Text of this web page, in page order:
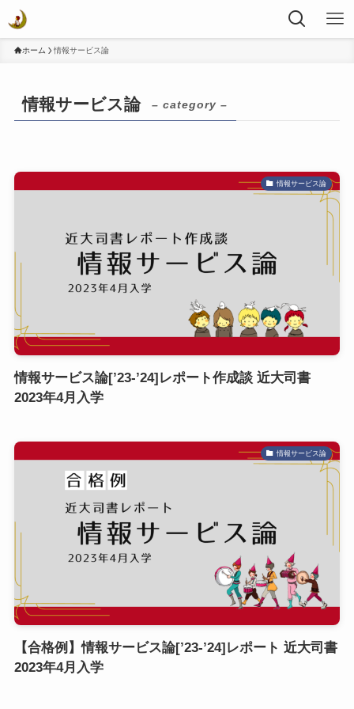
ホーム 情報サービス論
情報サービス論 – category –
情報サービス論
情報サービス論[’23-’24]レポート作成談 近大司書
2023年4月入学
情報サービス論
【合格例】情報サービス論[’23-’24]レポート 近大司書
2023年4月入学